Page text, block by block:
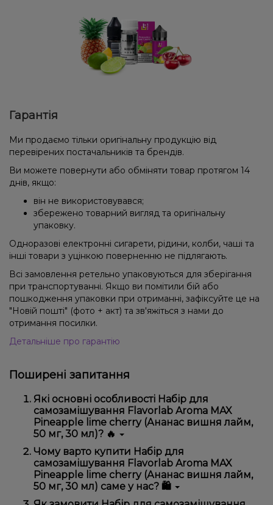
Гарантія
Ми продаємо тільки оригінальну продукцію від
перевірених постачальників та брендів.
Ви можете повернути або обміняти товар протягом 14
днів, якщо:
він не використовувався;
збережено товарний вигляд та оригінальну
упаковку.
Одноразові електронні сигарети, рідини, колби, чаші та
інші товари з уцінкою поверненню не підлягають.
Всі замовлення ретельно упаковуються для зберігання
при транспортуванні. Якщо ви помітили бій або
пошкодження упаковки при отриманні, зафіксуйте це на
"Новій пошті" (фото + акт) та зв'яжіться з нами до
отримання посилки.
Детальніше про гарантію
Поширені запитання
Які основні особливості Набір для
самозамішування Flavorlab Aroma MAX
Pineapple lime cherry (Ананас вишня лайм,
50 мг, 30 мл)? 🔥
Набір для самозамішування Flavorlab Aroma MAX
Pineapple lime cherry (Ананас вишня лайм, 50 мг, 30
мл) відрізняється високою якістю, зручністю
використання та надійністю.
Чому варто купити Набір для
самозамішування Flavorlab Aroma MAX
Pineapple lime cherry (Ананас вишня лайм,
50 мг, 30 мл) саме у нас? 🛍️